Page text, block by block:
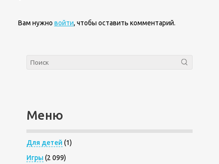
Вам нужно войти, чтобы оставить комментарий.
Меню
Для детей (1)
Игры (2 099)